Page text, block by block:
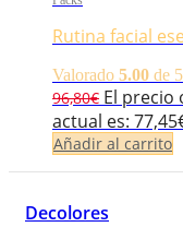
Rutina facial
Valorado 5.00 de 5
96,80€ El precio
actual es:
Añadir al carrito
Decolores